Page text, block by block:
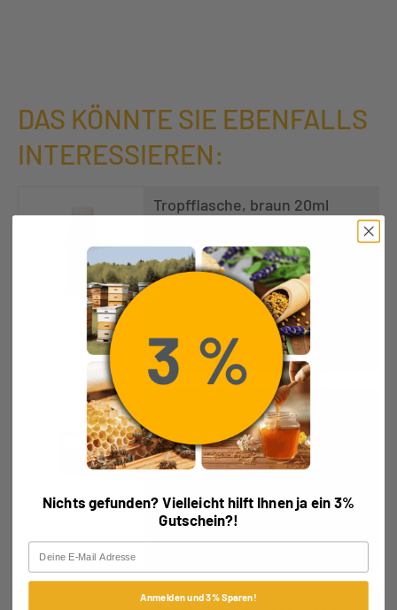
DAS KÖNNTE SIE EBENFALLS
INTERESSIEREN:
Tropfflasche, braun 20ml
0,45 €
Enthält 19% MwSt.
Lieferzeit: ca. 2-5 Werktage
Ausführung wählen
20,00€
Enthält 19% MwSt.
Lieferzeit: ca. 2-5 Werktage
Nichts gefunden? Vielleicht hilft Ihnen ja ein 3%
Gutschein?!
Email
Anmelden und 3% Sparen!